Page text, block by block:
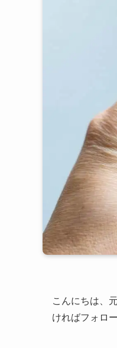
こんにちは、
ければフォロ